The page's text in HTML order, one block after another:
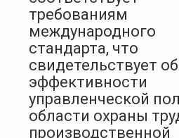
требованиям
международного
стандарта, что
свидетельствует об
эффективности
управленческой
области охраны
производственной